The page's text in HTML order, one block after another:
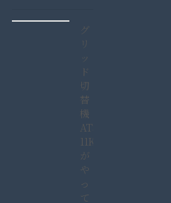
グ
リ
ッ
ド
切
替
機
ATS-
11KW
が
や
っ
て